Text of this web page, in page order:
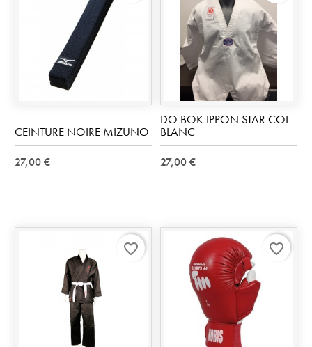
CEINTURE NOIRE MIZUNO
27,00 €
DO BOK IPPON STAR COL
BLANC
27,00 €
favorite_border favorite_border